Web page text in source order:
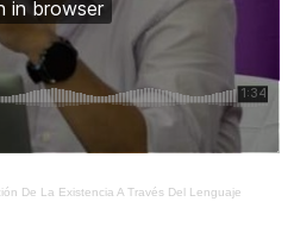
De La Existencia A Través Del Lenguaje